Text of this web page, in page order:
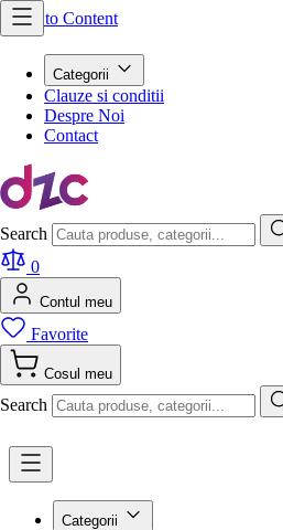
Skip to Content
Categorii
Clauze si conditii
Despre Noi
Contact
Search
0
Contul meu
Favorite
Cosul meu
Search
Categorii